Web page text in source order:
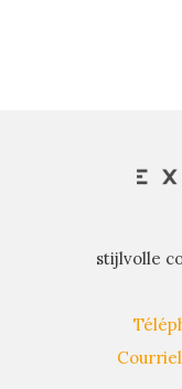
stijlvolle
Courriel